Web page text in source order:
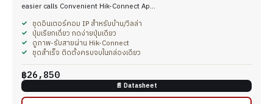
easier calls Convenient Hik-Connect Ap…
ชุดอินเตอร์คอม IP สำหรับบ้าน/วิลล่า
ปุ่มเรียกเดี่ยว กดง่ายปุ่มเดียว
ดูภาพ-รับสายผ่าน Hik-Connect
ชุดสำเร็จ ติดตั้งครบจบในกล่องเดียว
฿26,850
📄 Datasheet